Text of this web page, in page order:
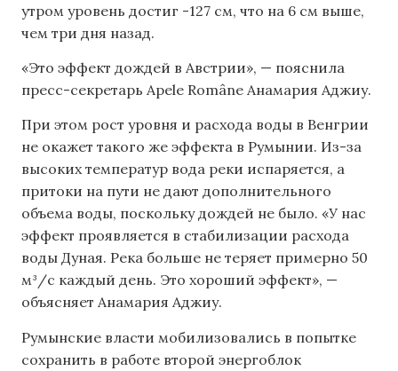
утром уровень достиг -127 см, что на 6 см выше,
чем три дня назад.
«Это эффект дождей в Австрии», — пояснила
пресс-секретарь Apele Române Анамария Аджиу.
При этом рост уровня и расхода воды в Венгрии
не окажет такого же эффекта в Румынии. Из-за
высоких температур вода реки испаряется, а
притоки на пути не дают дополнительного
объема воды, поскольку дождей не было. «У нас
эффект проявляется в стабилизации расхода
воды Дуная. Река больше не теряет примерно 50
м³/с каждый день. Это хороший эффект», —
объясняет Анамария Аджиу.
Румынские власти мобилизовались в попытке
сохранить в работе второй энергоблок